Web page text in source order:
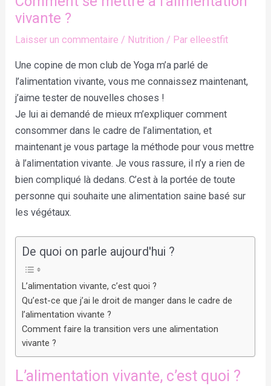
vivante ?
Laisser un commentaire / Nutrition / Parelleestfit
Une copine de mon club de Yoga m’a parlé de
l’alimentation vivante, vous me connaissez maintenant,
j’aime tester de nouvelles choses !
Je lui ai demandé de mieux m’expliquer comment
consommer dans le cadre de l’alimentation, et
maintenant je vous partage la méthode pour vous mettre
à l’alimentation vivante. Je vous rassure, il n’y a rien de
bien compliqué là dedans. C’est à la portée de toute
personne qui souhaite une alimentation saine basé sur
les végétaux.
De quoi on parle aujourd'hui ?
L’alimentation vivante, c’est quoi ?
Qu’est-ce que j’ai le droit de manger dans le cadre de
l’alimentation vivante ?
Comment faire la transition vers une alimentation
vivante ?
L’alimentation vivante, c’est quoi ?